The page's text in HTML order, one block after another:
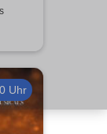
Uhr